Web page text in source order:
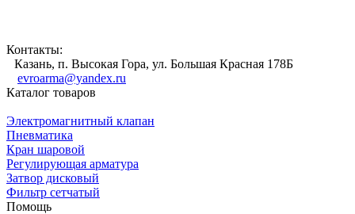
Контакты:
Казань, п. Высокая Гора, ул. Большая Красная 178Б
evroarma@yandex.ru
Каталог товаров
Электромагнитный клапан
Пневматика
Кран шаровой
Регулирующая арматура
Затвор дисковый
Фильтр сетчатый
Помощь